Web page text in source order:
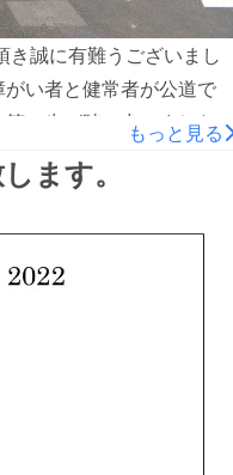
誠に有難うございまし
い者と健常者が公道で
一歩が踏み出せました。
た皆様のお力で実現でき
興奮と緊張が混じりあう
てくる相模湾を見渡し、
」オートバイで夢を失っ
は支え合い活動を続けて
りがとうございました。
もっと見る
ます。